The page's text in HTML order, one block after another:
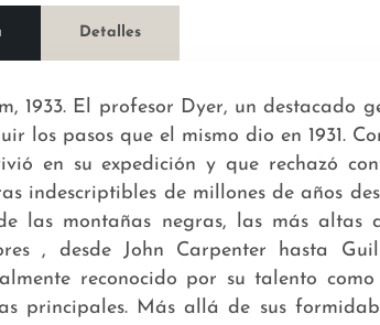
Detalles
1933. El profesor Dyer, un
los pasos que el mismo dio en 1931.
en su expedición y que rechazó
indescriptibles de millones de años
las montañas negras, las más altas
, desde John Carpenter hasta
reconocido por su talento
principales. Más allá de sus